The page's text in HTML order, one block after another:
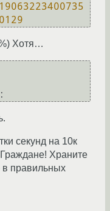
Хотя…
секунд на 10к
Храните
правильных